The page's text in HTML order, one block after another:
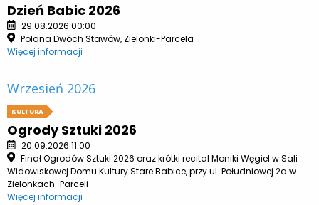
Dzień Babic 2026
29.08.2026 00:00
Polana Dwóch Stawów, Zielonki-Parcela
Więcej informacji
Wrzesień 2026
KULTURA
Ogrody Sztuki 2026
20.09.2026 11:00
Finał Ogrodów Sztuki 2026 oraz krótki recital Moniki Węgiel w Sali
Widowiskowej Domu Kultury Stare Babice, przy ul. Południowej 2a w
Zielonkach-Parceli
Więcej informacji